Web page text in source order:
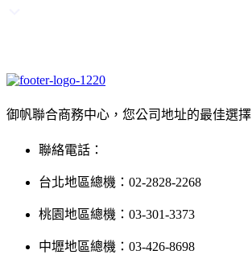
御帆聯合商務中心，您公司地址的最佳選擇
聯絡電話：
台北地區總機：02-2828-2268
桃園地區總機：03-301-3373
中壢地區總機：03-426-8698